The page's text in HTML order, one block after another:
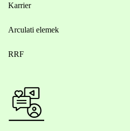
Karrier
Arculati elemek
RRF